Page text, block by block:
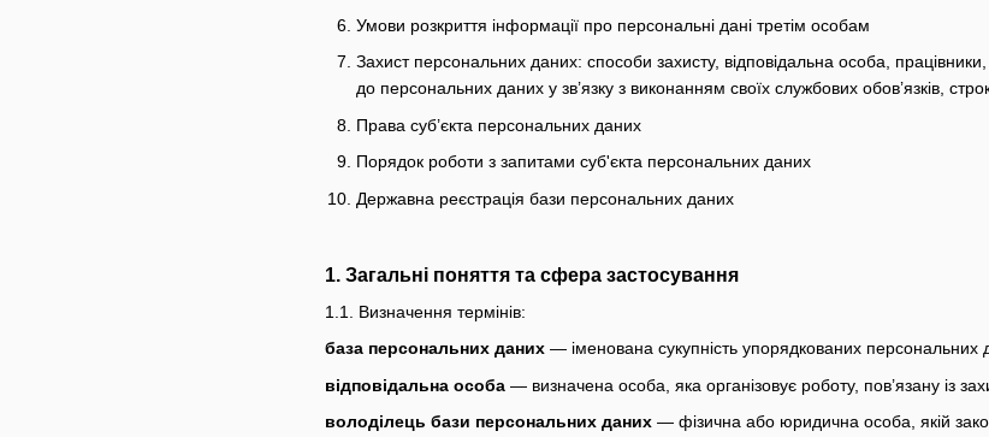
Умови розкриття інформації про персональні дані третім особам
Захист персональних даних: способи захисту, відповідальна особа,
до персональних даних у зв’язку з виконанням своїх службових обов’язків,
Права суб’єкта персональних даних
Порядок роботи з запитами суб'єкта персональних даних
Державна реєстрація бази персональних даних
1. Загальні поняття та сфера застосування
1.1. Визначення термінів:
база персональних даних — іменована сукупність упорядкованих
відповідальна особа — визначена особа, яка організовує роботу, пов’язану із
володілець бази персональних даних — фізична або юридична особа, якій